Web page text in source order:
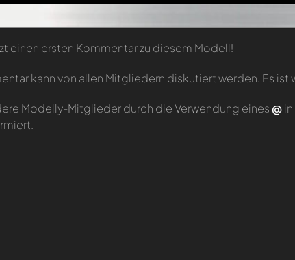
einen ersten Kommentar zu diesem Modell!
kann von allen Mitgliedern diskutiert werden. Es ist
Modelly-Mitglieder durch die Verwendung eines @